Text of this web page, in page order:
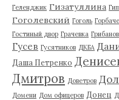
Геленджик Гизатуллина
Гоголевский Гоголь
Гостиный двор Грачевка
Гусев Гусятников ДКБА
Даша Петренко
Дмитров Доветров
Домени Дом офицеров Донец